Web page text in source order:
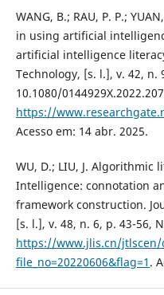
WANG, B.; RAU, P. P.;
in using artificial
artificial intelligence
Technology, [s. l.], v. 42, n.
10.1080/
https://
Acesso em: 14 abr. 2025.
WU, D.; LIU, J.
Intelligence: connotation
framework construction.
[s. l.], v. 48, n. 6, p. 43-56,
https://www.jlis.cn/jtlscen/
file_no=20220606&flag=1 .